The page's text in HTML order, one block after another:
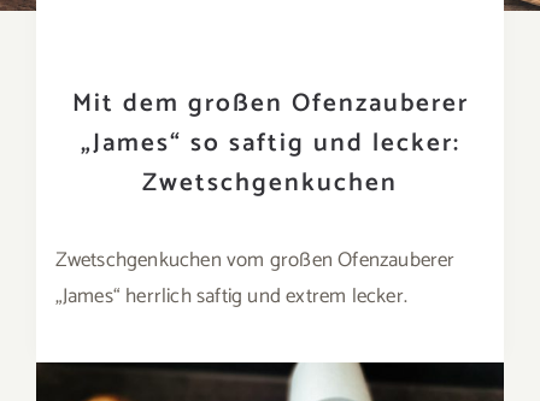
Mit dem großen Ofenzauberer
„James“ so saftig und lecker:
Zwetschgenkuchen
Zwetschgenkuchen vom großen Ofenzauberer
„James“ herrlich saftig und extrem lecker.